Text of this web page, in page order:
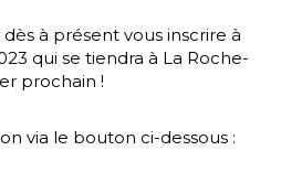
à présent vous inscrire à
qui se tiendra à La Roche-
prochain !
via le bouton ci-dessous :